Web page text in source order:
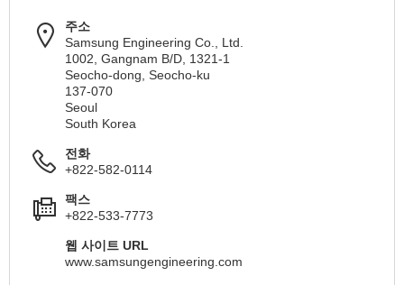
주소
Samsung Engineering Co., Ltd.
1002, Gangnam B/D, 1321-1
Seocho-dong, Seocho-ku
137-070
Seoul
South Korea
전화
+822-582-0114
팩스
+822-533-7773
웹 사이트 URL
www.samsungengineering.com